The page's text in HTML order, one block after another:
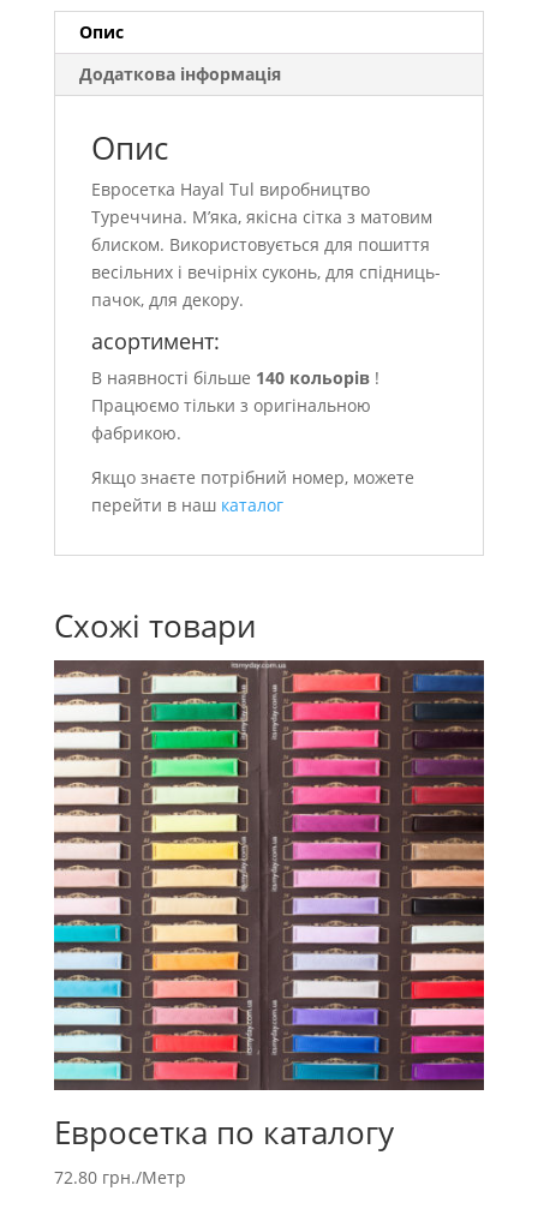
Опис
Додаткова інформація
Опис
Евросетка Hayal Tul виробництво
Туреччина. М’яка, якісна сітка з матовим
блиском. Використовується для пошиття
весільних і вечірніх суконь, для спідниць-
пачок, для декору.
асортимент:
В наявності більше 140 кольорів!
Працюємо тільки з оригінальною
фабрикою.
Якщо знаєте потрібний номер, можете
перейти в нашкаталог
Схожі товари
Евросетка по каталогу
72.80 грн./Метр